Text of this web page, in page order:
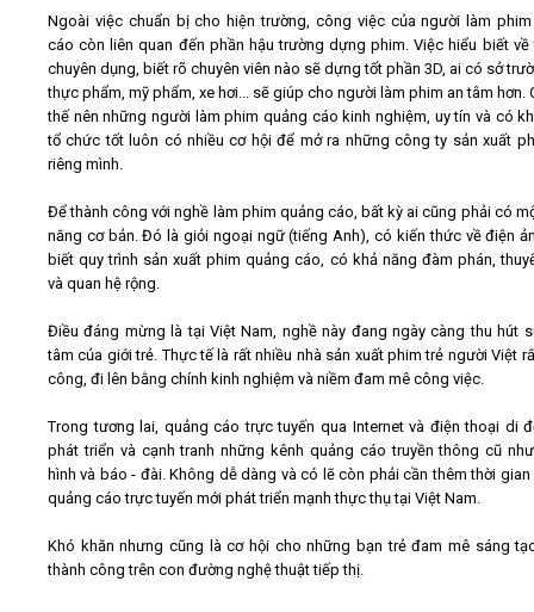
Ngoài việc chuẩn bị cho hiện trường, công việc của người làm
cáo còn liên quan đến phần hậu trường dựng phim. Việc hiểu biết về
chuyên dụng, biết rõ chuyên viên nào sẽ dựng tốt phần 3D, ai có sở
thực phẩm, mỹ phẩm, xe hơi... sẽ giúp cho người làm phim an tâm hơn.
thế nên những người làm phim quảng cáo kinh nghiệm, uy tín và có
tổ chức tốt luôn có nhiều cơ hội để mở ra những công ty sản xuất
riêng mình.
Để thành công với nghề làm phim quảng cáo, bất kỳ ai cũng phải có
năng cơ bản. Đó là giỏi ngoại ngữ (tiếng Anh), có kiến thức về điện
biết quy trình sản xuất phim quảng cáo, có khả năng đàm phán,
và quan hệ rộng.
Điều đáng mừng là tại Việt Nam, nghề này đang ngày càng thu hút
tâm của giới trẻ. Thực tế là rất nhiều nhà sản xuất phim trẻ người Việt
công, đi lên bằng chính kinh nghiệm và niềm đam mê công việc.
Trong tương lai, quảng cáo trực tuyến qua Internet và điện thoại di
phát triển và cạnh tranh những kênh quảng cáo truyền thông cũ
hình và báo - đài. Không dễ dàng và có lẽ còn phải cần thêm thời
quảng cáo trực tuyến mới phát triển mạnh thực thụ tại Việt Nam.
Khó khăn nhưng cũng là cơ hội cho những bạn trẻ đam mê sáng
thành công trên con đường nghệ thuật tiếp thị.